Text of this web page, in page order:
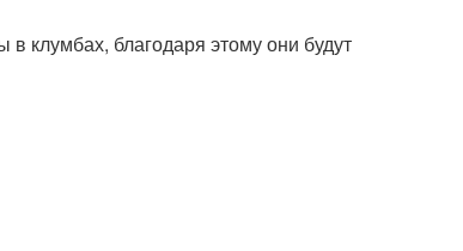
клумбах, благодаря этому они будут